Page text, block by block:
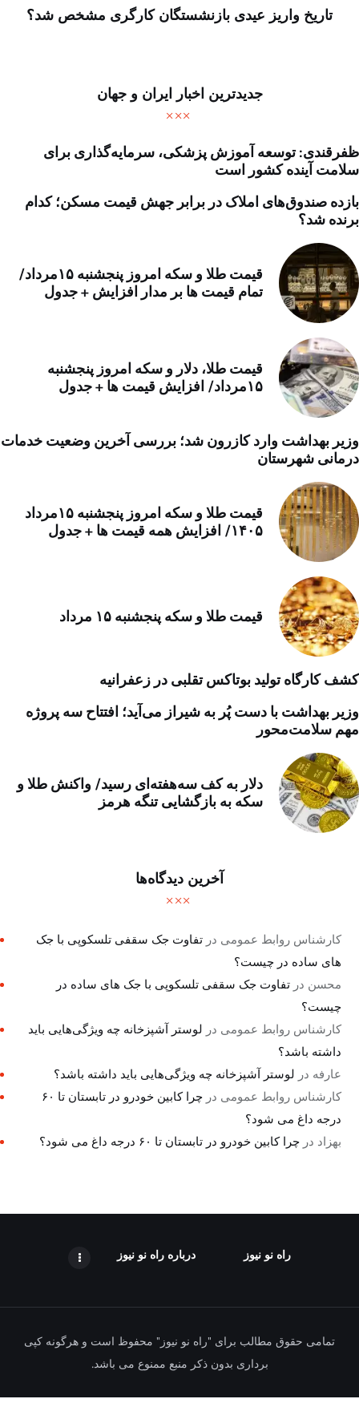
تاریخ واریز عیدی بازنشستگان کارگری مشخص شد؟
جدیدترین اخبار ایران و جهان
ظفرقندی: توسعه آموزش پزشکی، سرمایه‌گذاری برای
سلامت آینده کشور است
بازده صندوق‌های املاک در برابر جهش قیمت مسکن؛ کدام
برنده شد؟
قیمت طلا و سکه امروز پنجشنبه ۱۵مرداد/
تمام قیمت ها بر مدار افزایش + جدول
قیمت طلا، دلار و سکه امروز پنجشنبه
۱۵مرداد/ افزایش قیمت ها + جدول
وزیر بهداشت وارد کازرون شد؛ بررسی آخرین وضعیت خدمات
درمانی شهرستان
قیمت طلا و سکه امروز پنجشنبه ۱۵مرداد
۱۴۰۵/ افزایش همه قیمت ها + جدول
قیمت طلا و سکه پنجشنبه ۱۵ مرداد
کشف کارگاه تولید بوتاکس تقلبی در زعفرانیه
وزیر بهداشت با دست پُر به شیراز می‌آید؛ افتتاح سه پروژه
مهم سلامت‌محور
دلار به کف سه‌هفته‌ای رسید/ واکنش طلا و
سکه به بازگشایی تنگه هرمز
آخرین دیدگاه‌ها
کارشناس روابط عمومی درتفاوت جک سقفی تلسکوپی با جک
های ساده در چیست؟
محسن درتفاوت جک سقفی تلسکوپی با جک های ساده در
چیست؟
کارشناس روابط عمومی در لوستر آشپزخانه چه ویژگی‌هایی باید
داشته باشد؟
عارفه در لوستر آشپزخانه چه ویژگی‌هایی باید داشته باشد؟
کارشناس روابط عمومی در
چرا کابین خودرو در تابستان تا ۶۰
درجه داغ می شود؟
بهزاد درچرا کابین خودرو در تابستان تا ۶۰ درجه داغ می شود؟
راه نو نیوز درباره راه‌ نو نیوز
تمامی حقوق مطالب برای "راه نو نیوز" محفوظ است و هرگونه کپی
برداری بدون ذکر منبع ممنوع می باشد.